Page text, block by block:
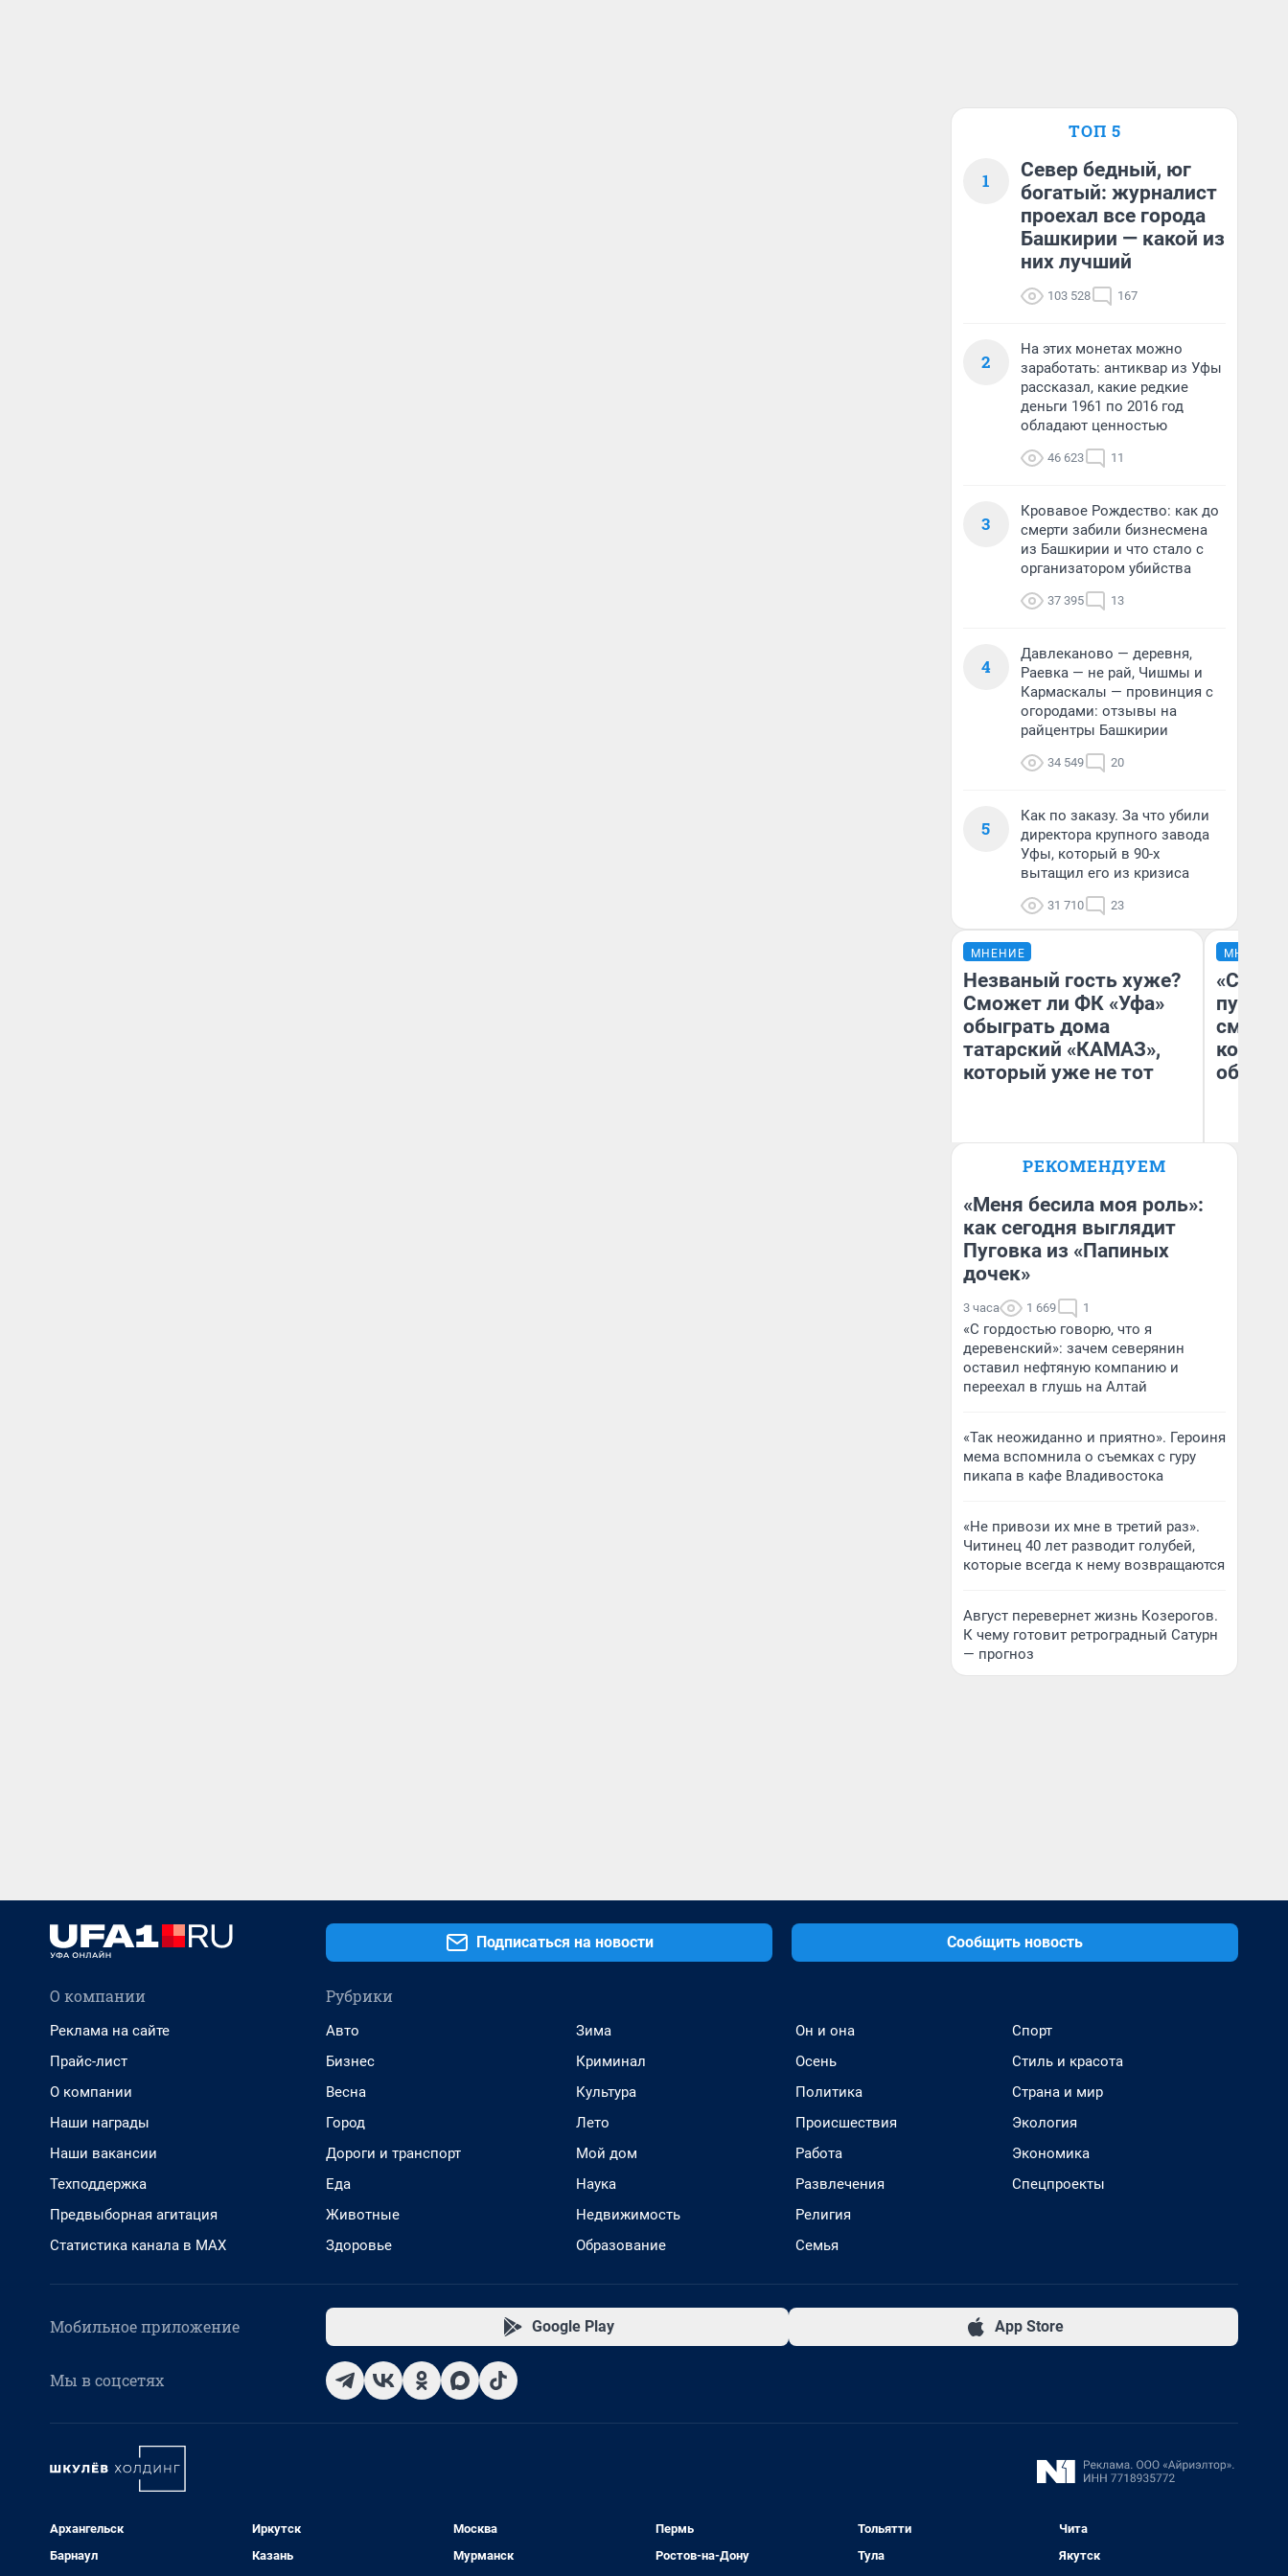
ТОП 5
1
Север бедный, юг
богатый: журналист
проехал все города
Башкирии — какой из
них лучший
103 528 167
2
На этих монетах можно
заработать: антиквар из Уфы
рассказал, какие редкие
деньги 1961 по 2016 год
обладают ценностью
46 623 11
3
Кровавое Рождество: как до
смерти забили бизнесмена
из Башкирии и что стало с
организатором убийства
37 395 13
4
Давлеканово — деревня,
Раевка — не рай, Чишмы и
Кармаскалы — провинция с
огородами: отзывы на
райцентры Башкирии
34 549 20
5
Как по заказу. За что убили
директора крупного завода
Уфы, который в 90-х
вытащил его из кризиса
31 710 23
МНЕНИЕ
Незваный гость хуже?
Сможет ли ФК «Уфа»
обыграть дома
татарский «КАМАЗ»,
который уже не тот
Антон Селиверстов
МНЕНИЕ
РЕКОМЕНДУЕМ
«Меня бесила моя роль»:
как сегодня выглядит
Пуговка из «Папиных
дочек»
3 часа 1 669 1
«С гордостью говорю, что я
деревенский»: зачем северянин
оставил нефтяную компанию и
переехал в глушь на Алтай
«Так неожиданно и приятно». Героиня
мема вспомнила о съемках с гуру
пикапа в кафе Владивостока
«Не привози их мне в третий раз».
Читинец 40 лет разводит голубей,
которые всегда к нему возвращаются
Август перевернет жизнь Козерогов.
К чему готовит ретроградный Сатурн
— прогноз
Подписаться на новости Сообщить новость
О компании
Реклама на сайте
Прайс-лист
О компании
Наши награды
Наши вакансии
Техподдержка
Предвыборная агитация
Статистика канала в MAX
Рубрики
Авто
Бизнес
Весна
Город
Дороги и транспорт
Еда
Животные
Здоровье
Зима
Криминал
Культура
Лето
Мой дом
Наука
Недвижимость
Образование
Он и она
Осень
Политика
Происшествия
Работа
Развлечения
Религия
Семья
Спорт
Стиль и красота
Страна и мир
Экология
Экономика
Спецпроекты
Мобильное приложение Google Play App Store
Мы в соцсетях
Архангельск
Барнаул
Иркутск
Казань
Москва
Мурманск
Пермь
Ростов-на-Дону
Тольятти
Тула
Чита
Якутск